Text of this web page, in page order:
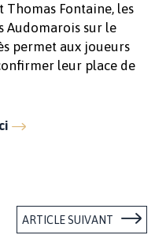
Thomas Fontaine, les
Audomarois sur le
permet aux joueurs
leur place de
ARTICLE SUIVANT